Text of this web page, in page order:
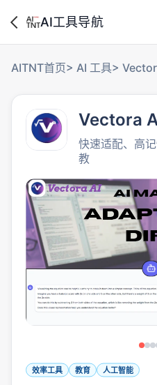
AI工具导航
AITNT首页> AI 工具>
Vectora
快速适配、高
教
效率工具 教育 人工智能